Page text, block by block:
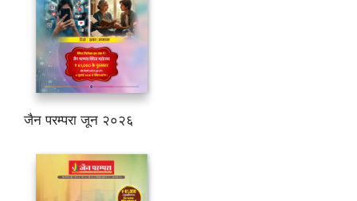
जैन परम्परा जून २०२६